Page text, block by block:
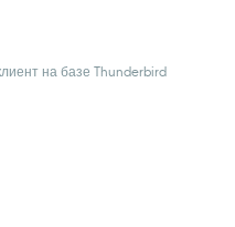
на базе Thunderbird